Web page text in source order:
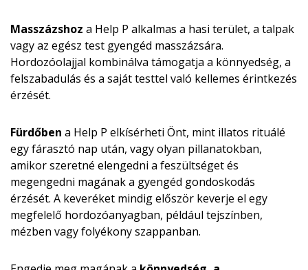
Masszázshoz a Help P alkalmas a hasi terület, a talpak
vagy az egész test gyengéd masszázsára.
Hordozóolajjal kombinálva támogatja a könnyedség, a
felszabadulás és a saját testtel való kellemes érintkezés
érzését.
Fürdőben a Help P elkísérheti Önt, mint illatos rituálé
egy fárasztó nap után, vagy olyan pillanatokban,
amikor szeretné elengedni a feszültséget és
megengedni magának a gyengéd gondoskodás
érzését. A keveréket mindig először keverje el egy
megfelelő hordozóanyagban, például tejszínben,
mézben vagy folyékony szappanban.